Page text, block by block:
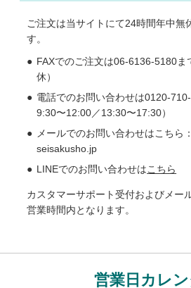
ご注文は当サイトにて24時間年中無
す。
FAXでのご注文は06-6136-5180ま
休）
電話でのお問い合わせは0120-
9:30〜12:00／13:30〜17:30）
メールでのお問い合わせはこちら
seisakusho.jp
LINEでのお問い合わせはこちら
カスタマーサポート受付およびメー
営業時間内となります。
営業日カレ